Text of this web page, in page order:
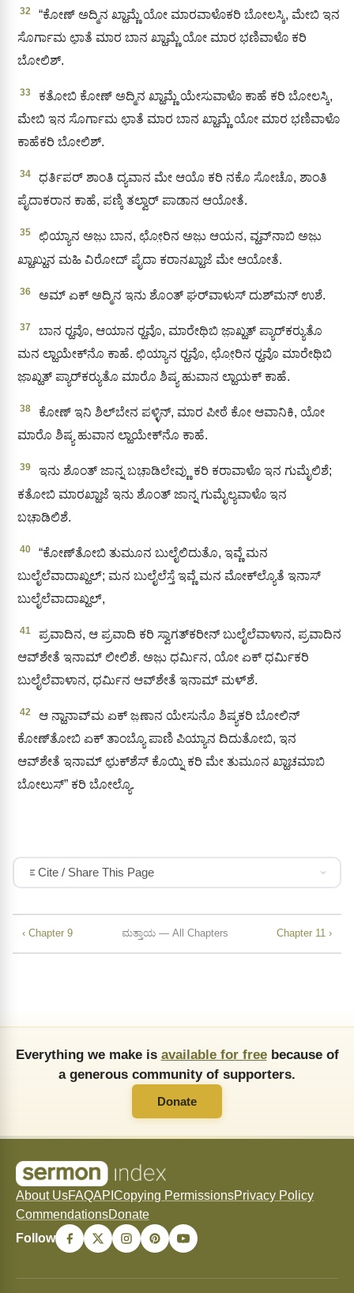
32
“ಕೋಣ್ ಅದ್ಮಿನ ಖ್ಹಾಮ್ಣೆ ಯೋ ಮಾರವಾಳೊಕರಿ ಬೋಲಸ್ಕಿ, ಮೇಬಿ ಇನ
ಸೊರ್ಗಾಮ ಛಾ಼ತೆ ಮಾರ ಬಾನ ಖ್ಹಾಮ್ಣೆ ಯೋ ಮಾರ ಭಣಿವಾಳೊ ಕರಿ
ಬೋಲಿಶ್.
33
ಕತೋಬಿ ಕೋಣ್ ಅದ್ಮಿನ ಖ್ಹಾಮ್ಣೆ ಯೇಸುವಾಳೊ ಕಾಹೆ ಕರಿ ಬೋಲಸ್ಕಿ,
ಮೇಬಿ ಇನ ಸೊರ್ಗಾಮ ಛಾ಼ತೆ ಮಾರ ಬಾನ ಖ್ಹಾಮ್ಣೆ ಯೋ ಮಾರ ಭಣಿವಾಳೊ
ಕಾಹೆಕರಿ ಬೋಲಿಶ್.
34
ಧರ್ತಿಪರ್ ಶಾಂತಿ ದ್ಯವಾನ ಮೇ ಆಯೊ ಕರಿ ನಕೊ ಸೋಚೊ, ಶಾಂತಿ
ಪೈದಾಕರಾನ ಕಾಹೆ, ಪಣ್ಕಿ ತಲ್ವಾರ್‌ ಪಾಡಾನ ಆಯೋತೆ.
35
ಛಿಯ್ಯಾನ ಅಜು಼ ಬಾನ, ಛೋ಼ರಿನ ಅಜು಼ ಆಯನ, ವ್ಹವ್‌ನಾಬಿ ಅಜು಼
ಖ್ಹಾಖ್ಹುನ ಮಹಿ ವಿರೋದ್‌ ಪೈದಾ ಕರಾನಖ್ಹಾಜೆ ಮೇ ಆಯೋತೆ.
36 ಅಮ್ ಏಕ್‌ ಅದ್ಮಿನ ಇನು ಶೊಂತ್‌ ಘರ್‌ವಾಳುಸ್‌ ದುಶ್‌ಮನ್‌ ಉಶೆ.
37
ಬಾನ ರ‍್ಹವೊ, ಆಯಾನ ರ‍್ಹವೊ, ಮಾರೇಥಿಬಿ ಜಾ಼ಖ್ಹತ್ ಪ್ಯಾರ್‌ಕರ‍್ಯುತೊ
ಮನ ಲ್ಹಾಯೇಕ್‌ನೊ ಕಾಹೆ. ಛಿಯ್ಯಾನ ರ‍್ಹವೊ, ಛೋ಼ರಿನ ರ‍್ಹವೊ ಮಾರೇಥಿಬಿ
ಜಾ಼ಖ್ಹತ್ ಪ್ಯಾರ್‌ಕರ‍್ಯುತೊ ಮಾರೊ ಶಿಷ್ಯ ಹುವಾನ ಲ್ಹಾಯಕ್‌ ಕಾಹೆ.
38
ಕೋಣ್ ಇನಿ ಶಿಲ್‌ಬೇನ ಪಳ್ಳಿನ್‌, ಮಾರ ಪೀಠೆ ಕೋ ಆವಾನಿಕಿ, ಯೋ
ಮಾರೊ ಶಿಷ್ಯ ಹುವಾನ ಲ್ಹಾಯೇಕ್‌ನೊ ಕಾಹೆ.
39
ಇನು ಶೊಂತ್‌ ಜಾನ್ನ ಬಚಾ಼ಡಿಲೇವ್ಣು ಕರಿ ಕರಾವಾಳೊ ಇನ ಗುಮೈಲಿಶೆ;
ಕತೋಬಿ ಮಾರಖ್ಹಾಜೆ ಇನು ಶೊಂತ್‌ ಜಾನ್ನ ಗುಮೈಲ್ಯವಾಳೊ ಇನ
ಬಚಾ಼ಡಿಲಿಶೆ.
40
“ಕೋಣ್‌ತೋಬಿ ತುಮೂನ ಬುಲೈಲಿದುತೊ, ಇವ್ಣೆ ಮನ
ಬುಲೈಲೆವಾದಾಖ್ಹಲ್‌; ಮನ ಬುಲೈಲೆಸ್ತೆ ಇವ್ಣೆ ಮನ ಮೋಕ್‌ಲ್ಯೊತೆ ಇನಾಸ್
ಬುಲೈಲೆವಾದಾಖ್ಹಲ್‌,
41
ಪ್ರವಾದಿನ, ಆ ಪ್ರವಾದಿ ಕರಿ ಸ್ವಾಗತ್‍ಕರೀನ್ ಬುಲೈಲೆವಾಳಾನ, ಪ್ರವಾದಿನ
ಆವ್‌ಶೇತೆ ಇನಾಮ್ ಲೀಲಿಶೆ. ಅಜು಼ ಧರ್ಮಿನ, ಯೋ ಏಕ್‌ ಧರ್ಮಿಕರಿ
ಬುಲೈಲೆವಾಳಾನ, ಧರ್ಮಿನ ಆವ್‌ಶೇತೆ ಇನಾಮ್ ಮಳ್‌ಶೆ.
42
ಆ ನ್ಹಾನಾವ್‍ಮ ಏಕ್‌ ಜ಼ಣಾನ ಯೇಸುನೊ ಶಿಷ್ಯಕರಿ ಬೋಲಿನ್
ಕೋಣ್‌ತೋಬಿ ಏಕ್‌ ತಾಂಬ್ಯೊ ಪಾಣಿ ಪಿಯ್ಯಾನ ದಿದುತೋಬಿ, ಇನ
ಆವ್‌ಶೇತೆ ಇನಾಮ್ ಛು಼ಕ್‌ಶೆಸ್‌ ಕೊಯ್ನಿ ಕರಿ ಮೇ ತುಮೂನ ಖ್ಹಾಚಮಾಬಿ
ಬೋಲುಸ್” ಕರಿ ಬೋಲ್ಯೊ.
Cite / Share This Page
‹ Chapter 9 ಮತ್ತಾಯ — All Chapters Chapter 11 ›
Everything we make is available for freebecause of
a generous community of supporters.
Donate
About UsFAQAPI Copying PermissionsPrivacy Policy
CommendationsDonate
Follow